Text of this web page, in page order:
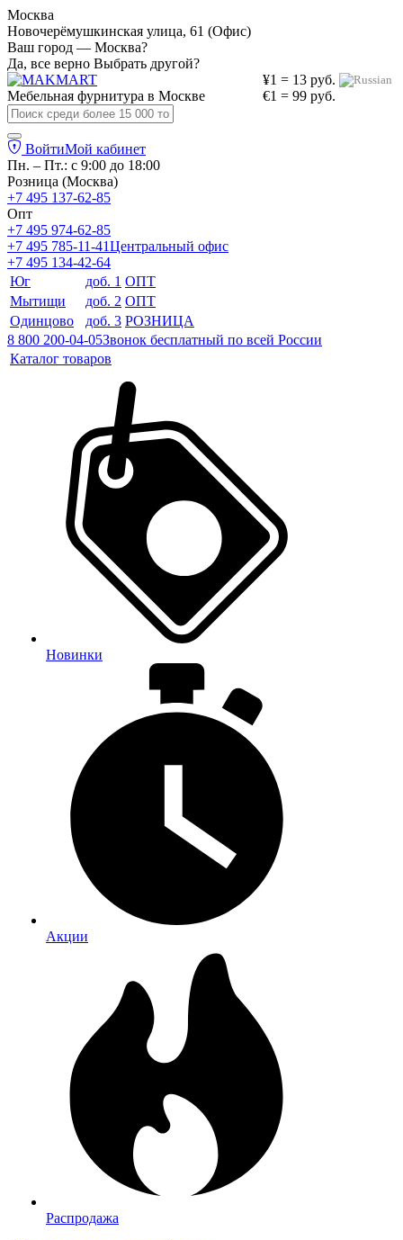
Москва
Новочерёмушкинская улица, 61 (Офис)
Ваш город — Москва?
Да, все верно Выбрать другой?
¥1 = 13 руб.
€1 = 99 руб.
Мебельная фурнитура в Москве
ВойтиМой кабинет
Пн. – Пт.: с 9:00 до 18:00
Розница (Москва)
+7 495 137-62-85
Опт
+7 495 974-62-85
+7 495 785-11-41Центральный офис
+7 495 134-42-64
Юг
доб. 1 ОПТ
Мытищи
доб. 2 ОПТ
Одинцово
доб. 3 РОЗНИЦА
8 800 200-04-05Звонок бесплатный по всей России
Каталог товаров
Новинки
Акции
Распродажа